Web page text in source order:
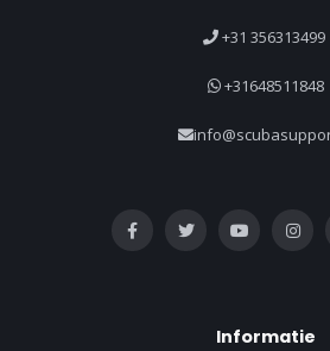
+31 356313499
+31648511848
Informatie